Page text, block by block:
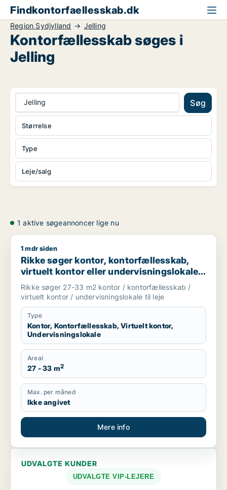
Findkontorfaellesskab.dk
Region Sydjylland Jelling
Kontorfællesskab søges i
Jelling
Jelling Søg
Type
Leje/salg
Størrelse
1 aktive søgeannoncer lige nu
Rikke søger kontor, kontorfællesskab, virtuelt kontor eller
1 mdr siden
Rikke søger kontor, kontorfællesskab,
virtuelt kontor eller undervisningslokale
til leje i Middelfart, Egtved eller Viuf m.fl.
Rikke søger 27-33 m2 kontor / kontorfællesskab /
virtuelt kontor / undervisningslokale til leje
Type
Kontor, Kontorfællesskab, Virtuelt kontor,
Undervisningslokale
Areal
27 - 33 m2
Max. per måned
Ikke angivet
Mere info
UDVALGTE KUNDER
UDVALGTE VIP-LEJERE